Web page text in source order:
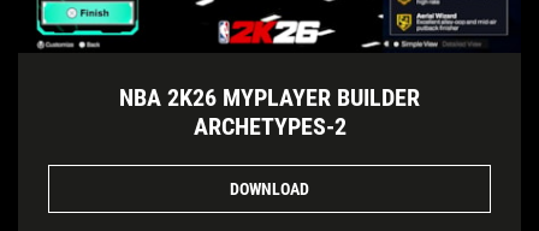
NBA 2K26 MYPLAYER BUILDER
ARCHETYPES-2
DOWNLOAD